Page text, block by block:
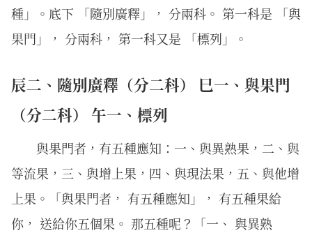
種」。底下 「隨別廣釋」， 分兩科。 第一科是 「與
果門」， 分兩科， 第一科又是 「標列」。
辰二、隨別廣釋（分二科） 巳一、與果門
（分二科） 午一、標列
與果門者，有五種應知：一、與異熟果，二、與
等流果，三、與增上果，四、與現法果，五、與他增
上果。「與果門者， 有五種應知」， 有五種果給
你， 送給你五個果。 那五種呢？「一、 與異熟